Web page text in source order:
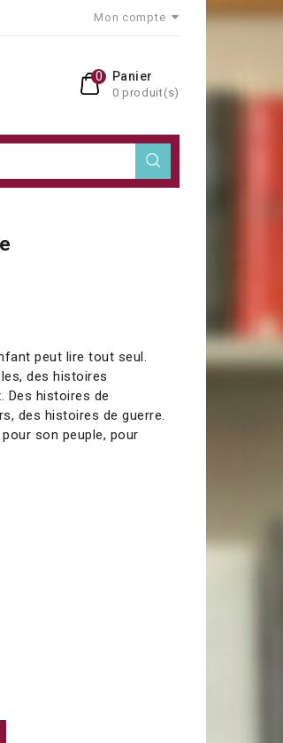
Mon compte
Panier
0 produit(s)
0
peut lire tout seul.
des histoires
Des histoires de
des histoires de guerre.
son peuple, pour